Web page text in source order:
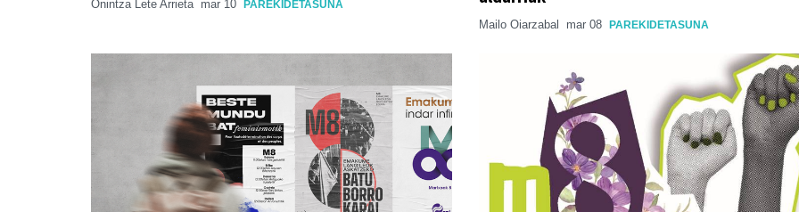
Onintza Lete Arrieta mar 10 PAREKIDETASUNA
Mailo Oiarzabal mar 08 PAREKIDETASUNA